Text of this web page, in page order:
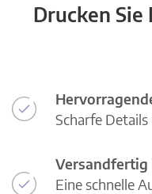
Drucken
Scharfe
Versandfertig
Eine schnelle